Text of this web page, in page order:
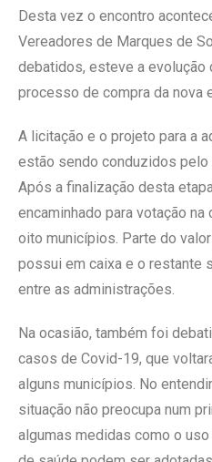
Desta vez o encontro
Vereadores de Marques de
debatidos, esteve a
processo de compra da nova
A licitação e o projeto para a
estão sendo conduzidos
Após a finalização desta
encaminhado para votação
oito municípios. Parte do
possui em caixa e o restante
entre as administrações.
Na ocasião, também foi
casos de Covid-19, que
alguns municípios. No
situação não preocupa num
algumas medidas como o